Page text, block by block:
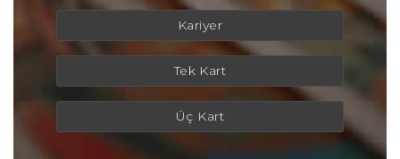
Kariyer
Tek Kart
Üç Kart